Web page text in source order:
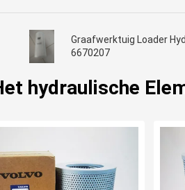
Graafwerktuig Loader
6670207
hydraulische